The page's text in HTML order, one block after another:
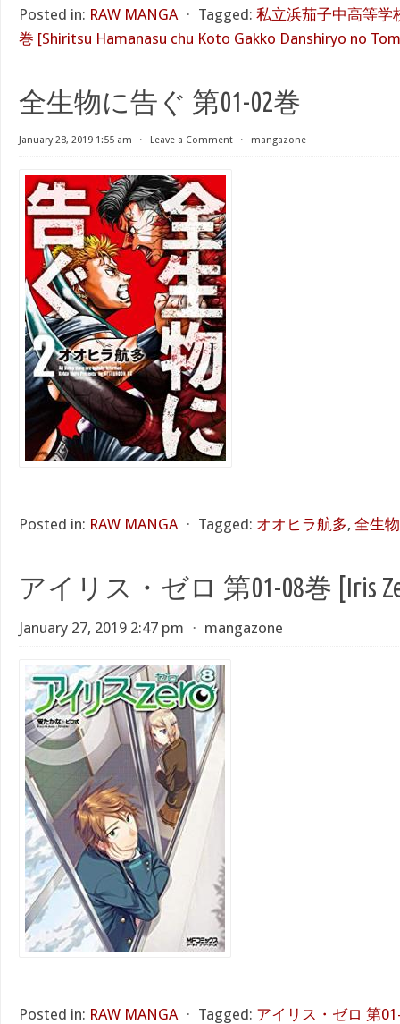
Posted in: RAW MANGA ⋅ Tagged: 私立浜茄子中高等学
巻 [Shiritsu Hamanasu chu Koto Gakko Danshiryo no
全生物に告ぐ 第01-02巻
January 28, 2019 1:55 am ⋅ Leave a Comment ⋅ mangazone
Posted in: RAW MANGA ⋅ Tagged: オオヒラ航多, 全生
アイリス・ゼロ 第01-08巻 [Iris
January 27, 2019 2:47 pm ⋅ mangazone
Posted in: RAW MANGA ⋅ Tagged: アイリス・ゼロ 第